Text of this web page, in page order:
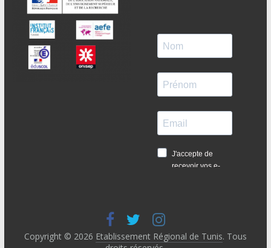
Copyright © 2026 Etablissement Régional de Tunis. Tous